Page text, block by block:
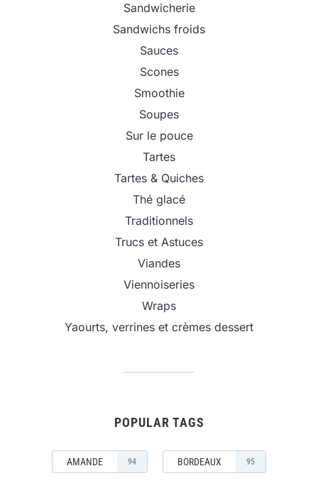
Sandwicherie
Sandwichs froids
Sauces
Scones
Smoothie
Soupes
Sur le pouce
Tartes
Tartes & Quiches
Thé glacé
Traditionnels
Trucs et Astuces
Viandes
Viennoiseries
Wraps
Yaourts, verrines et crèmes dessert
POPULAR TAGS
AMANDE 94 BORDEAUX 95